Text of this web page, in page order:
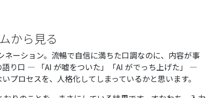
から見る
ーション。流暢で自信に満ちた口調なのに、内容が事
り口 — 「AI が嘘をついた」「AI がでっち上げた」 —
プロセスを、人格化してしまっているかと思います。